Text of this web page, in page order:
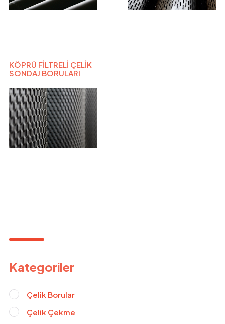
KÖPRÜ FİLTRELİ ÇELİK
SONDAJ BORULARI
Kategoriler
Çelik Borular
Çelik Çekme